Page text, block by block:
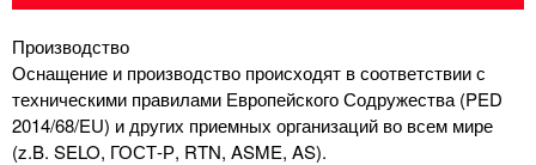
Производство
Оснащение и производство происходят в соответствии с
техническими правилами Европейского Содружества (PED
2014/68/EU) и других приемных организаций во всем мире
(z.B. SELO, ГОСТ-Р, RTN, ASME, AS).